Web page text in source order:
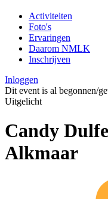
Activiteiten
Foto's
Ervaringen
Daarom NMLK
Inschrijven
Inloggen
Dit event is al begonnen/
Uitgelicht
Candy
Alkmaar